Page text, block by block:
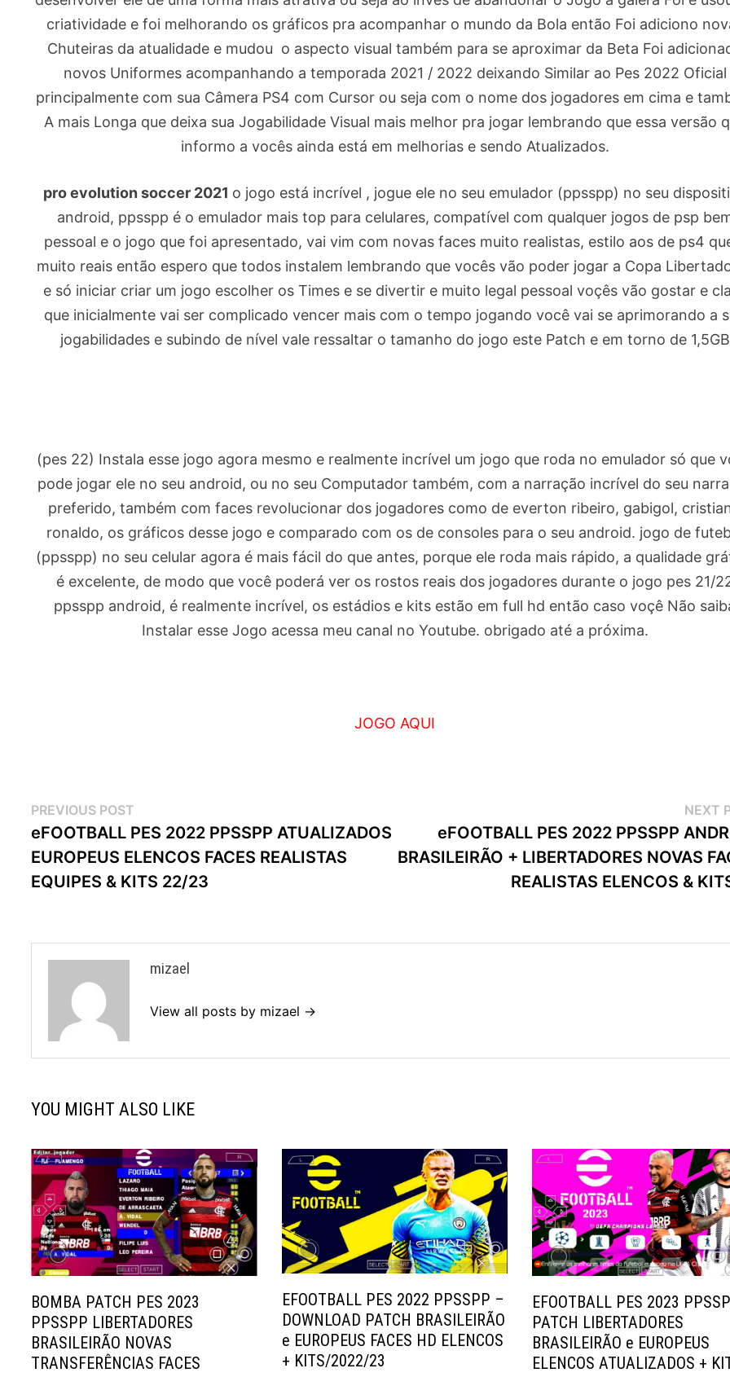
criatividade e foi melhorando os gráficos pra acompanhar o mundo da Bola então Foi adiciono
Chuteiras da atualidade e mudou o aspecto visual também para se aproximar da Beta Foi
novos Uniformes acompanhando a temporada 2021 / 2022 deixando Similar ao Pes 2022 Oficial
principalmente com sua Câmera PS4 com Cursor ou seja com o nome dos jogadores em cima e
A mais Longa que deixa sua Jogabilidade Visual mais melhor pra jogar lembrando que essa versão
informo a vocês ainda está em melhorias e sendo Atualizados.
pro evolution soccer 2021 o jogo está incrível , jogue ele no seu emulador (ppsspp) no seu
android, ppsspp é o emulador mais top para celulares, compatível com qualquer jogos de psp
pessoal e o jogo que foi apresentado, vai vim com novas faces muito realistas, estilo aos de ps4
muito reais então espero que todos instalem lembrando que vocês vão poder jogar a Copa
e só iniciar criar um jogo escolher os Times e se divertir e muito legal pessoal voçês vão gostar e
que inicialmente vai ser complicado vencer mais com o tempo jogando você vai se aprimorando a
jogabilidades e subindo de nível vale ressaltar o tamanho do jogo este Patch e em torno de 1,5GB
(pes 22) Instala esse jogo agora mesmo e realmente incrível um jogo que roda no emulador só que
pode jogar ele no seu android, ou no seu Computador também, com a narração incrível do seu
preferido, também com faces revolucionar dos jogadores como de everton ribeiro, gabigol,
ronaldo, os gráficos desse jogo e comparado com os de consoles para o seu android. jogo de
(ppsspp) no seu celular agora é mais fácil do que antes, porque ele roda mais rápido, a qualidade
é excelente, de modo que você poderá ver os rostos reais dos jogadores durante o jogo pes 21/
ppsspp android, é realmente incrível, os estádios e kits estão em full hd então caso voçê Não
Instalar esse Jogo acessa meu canal no Youtube. obrigado até a próxima.
JOGO AQUI
Navegação
de
artigos
PREVIOUS POST
post:
eFOOTBALL PES 2022 PPSSPP ATUALIZADOS
EUROPEUS ELENCOS FACES REALISTAS
EQUIPES & KITS 22/23
NEXT
eFOOTBALL PES 2022 PPSSPP
BRASILEIRÃO + LIBERTADORES NOVAS
REALISTAS ELENCOS &
mizael
View all posts by mizael →
YOU MIGHT ALSO LIKE
BOMBA PATCH PES 2023
PPSSPP LIBERTADORES
BRASILEIRÃO NOVAS
TRANSFERÊNCIAS FACES
EFOOTBALL PES 2022 PPSSPP –
DOWNLOAD PATCH BRASILEIRÃO
e EUROPEUS FACES HD ELENCOS
+ KITS/2022/23
EFOOTBALL PES 2023
PATCH LIBERTADORES
BRASILEIRÃO e EUROPEUS
ELENCOS ATUALIZADOS +